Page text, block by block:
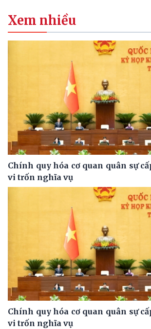
Xem nhiều
Chính quy hóa cơ quan quân sự
vi trốn nghĩa vụ
Chính quy hóa cơ quan quân sự
vi trốn nghĩa vụ